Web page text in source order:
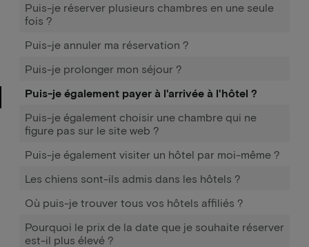
Puis-je réserver plusieurs chambres en une seule
fois ?
Puis-je annuler ma réservation ?
Puis-je prolonger mon séjour ?
Puis-je également payer à l'arrivée à l'hôtel ?
Puis-je également choisir une chambre qui ne
figure pas sur le site web ?
Puis-je également visiter un hôtel par moi-même ?
Les chiens sont-ils admis dans les hôtels ?
Où puis-je trouver tous vos hôtels affiliés ?
Pourquoi le prix de la date que je souhaite réserver
est-il plus élevé ?